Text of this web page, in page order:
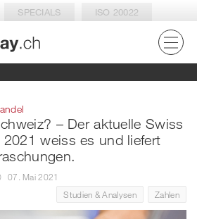
SPECIALS ISO 20022
– Der aktuelle Swiss
weiss es und liefert
07. Mai 2021
Studien & Analysen
Zahlen